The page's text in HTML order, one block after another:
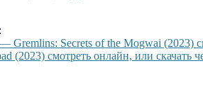
Secrets of the Mogwai (2023)
смотреть онлайн, или скачать